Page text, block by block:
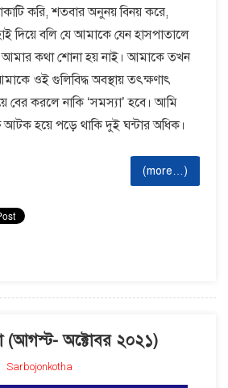
করি, শতবার অনুনয় বিনয় করে,
দিয়ে বলি যে আমাকে যেন হাসপাতালে
আমার কথা শোনা হয় নাই। আমাকে তখন
ওই গুলিবিদ্ধ অবস্থায় তৎক্ষণাৎ
বের করলে নাকি ‘সমস্যা’ হবে। আমি
হয়ে পড়ে থাকি দুই ঘন্টার অধিক।
(more…)
(আগস্ট- অক্টোবর ২০২১)
Sarbojonkotha